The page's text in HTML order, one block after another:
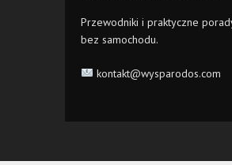
Przewodniki i praktyczne
bez samochodu.
kontakt@wysparodos.com